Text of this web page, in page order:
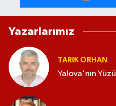
Yazarlarımız
TARIK ORHAN
Yalova'nın Yüzü